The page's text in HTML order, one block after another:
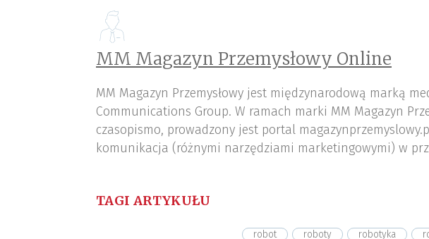
MM Magazyn Przemysłowy Online
MM Magazyn Przemysłowy jest międzynarodową marką
Communications Group. W ramach marki MM Magazyn
czasopismo, prowadzony jest portal
komunikacja (różnymi narzędziami marketingowymi) w
TAGI ARTYKUŁU
robot roboty robotyka